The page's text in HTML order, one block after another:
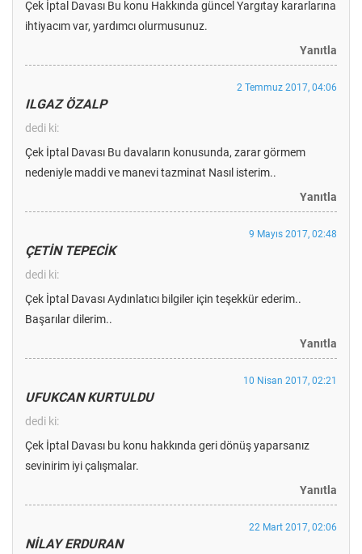
Çek İptal Davası Bu konu Hakkında güncel Yargıtay kararlarına
ihtiyacım var, yardımcı olurmusunuz.
Yanıtla
ILGAZ ÖZALP
dedi ki:
2 Temmuz 2017, 04:06
Çek İptal Davası Bu davaların konusunda, zarar görmem
nedeniyle maddi ve manevi tazminat Nasıl isterim..
Yanıtla
ÇETİN TEPECİK
dedi ki:
9 Mayıs 2017, 02:48
Çek İptal Davası Aydınlatıcı bilgiler için teşekkür ederim..
Başarılar dilerim..
Yanıtla
UFUKCAN KURTULDU
dedi ki:
10 Nisan 2017, 02:21
Çek İptal Davası bu konu hakkında geri dönüş yaparsanız
sevinirim iyi çalışmalar.
Yanıtla
NİLAY ERDURAN
22 Mart 2017, 02:06